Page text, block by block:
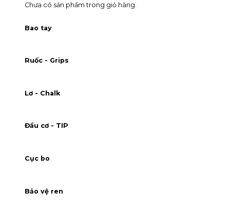
Chưa có sản phẩm trong giỏ hàng.
Bao tay
Ruốc - Grips
Lơ - Chalk
Đầu cơ - TIP
Cục bo
Bảo vệ ren